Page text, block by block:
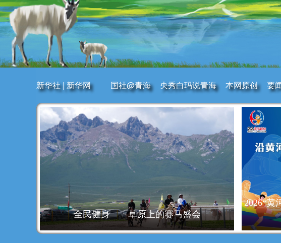
新华社|新华网 国社@青海 央秀白玛说青海 本网原创 要
全民健身——草原上的赛马盛会
2026“黄